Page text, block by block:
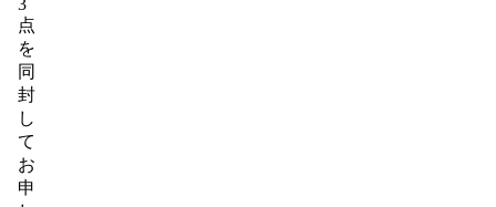
3
点
を
同
封
し
て
お
申